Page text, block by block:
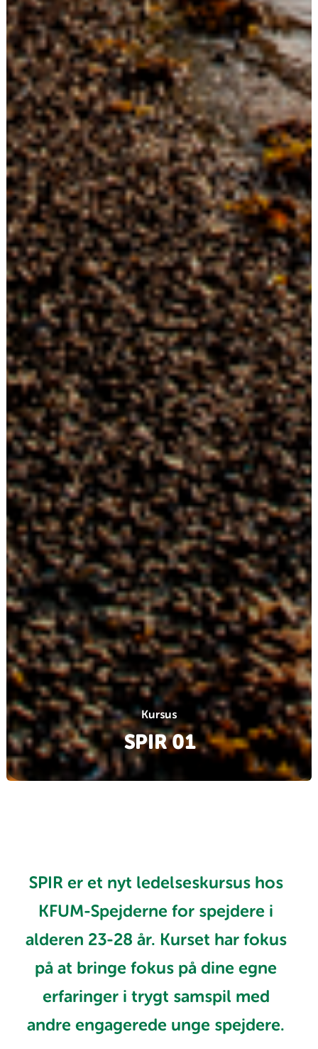
Kursus
SPIR 01
SPIR er et nyt ledelseskursus hos
KFUM-Spejderne for spejdere i
alderen 23-28 år. Kurset har fokus
på at bringe fokus på dine egne
erfaringer i trygt samspil med
andre engagerede unge spejdere.